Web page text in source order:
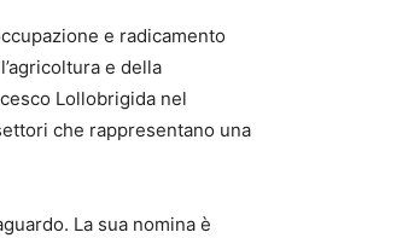
e radicamento
e della
Lollobrigida nel
che rappresentano una
La sua nomina è